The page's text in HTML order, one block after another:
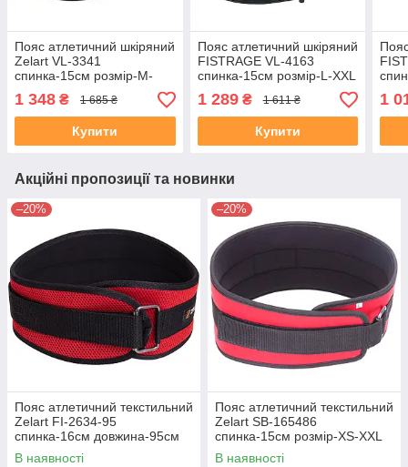
Пояс атлетичний шкіряний
Zelart VL-3341
спинка-15см розмір-M-
XXL чорний
1 348 ₴ 1 685 ₴
Купити
Пояс атлетичний шкіряний
FISTRAGE VL-4163
спинка-15см розмір-L-XXL
чорний
1 289₴ 1 611 ₴
Купити
1
Акційні пропозиції та новинки
–20%
Пояс атлетичний текстильний
Zelart FI-2634-95
спинка-16см довжина-95см
червоний
В наявності
–20%
Пояс атлетичний текстильний
Zelart SB-165486
спинка-15см розмір-XS-XXL
червоний
В наявності